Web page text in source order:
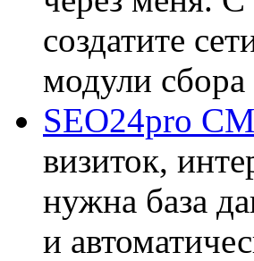
создатите
модули
SEO24pro
визиток,
нужна база
и